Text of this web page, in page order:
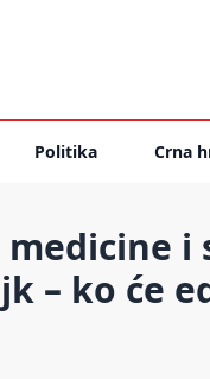
Politika Crna
i
– ko će